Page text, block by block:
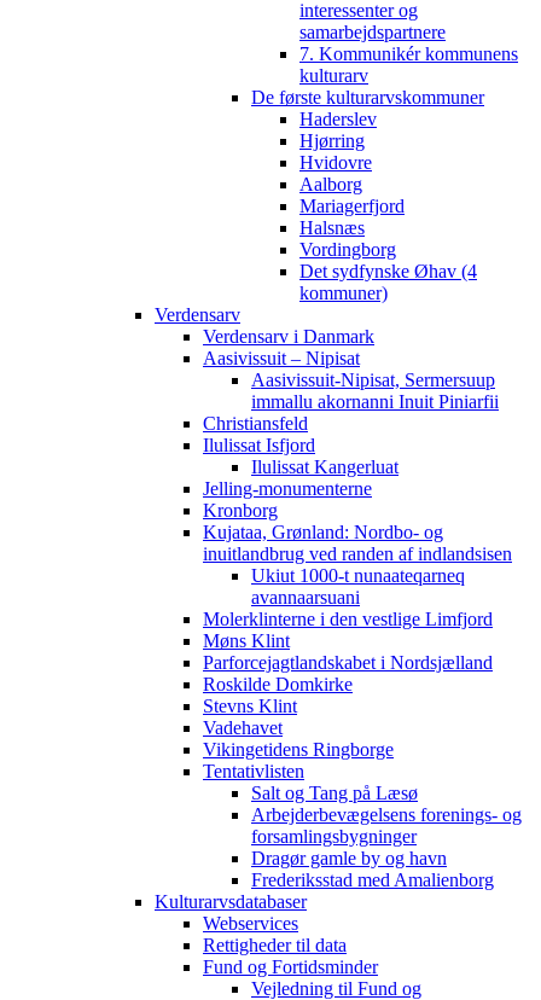
interessenter og
samarbejdspartnere
7. Kommunikér kommunens
kulturarv
De første kulturarvskommuner
Haderslev
Hjørring
Hvidovre
Aalborg
Mariagerfjord
Halsnæs
Vordingborg
Det sydfynske Øhav (4
kommuner)
Verdensarv
Verdensarv i Danmark
Aasivissuit – Nipisat
Aasivissuit-Nipisat, Sermersuup
immallu akornanni Inuit Piniarfii
Christiansfeld
Ilulissat Isfjord
Ilulissat Kangerluat
Jelling-monumenterne
Kronborg
Kujataa, Grønland: Nordbo- og
inuitlandbrug ved randen af indlandsisen
Ukiut 1000-t nunaateqarneq
avannaarsuani
Molerklinterne i den vestlige Limfjord
Møns Klint
Parforcejagtlandskabet i Nordsjælland
Roskilde Domkirke
Stevns Klint
Vadehavet
Vikingetidens Ringborge
Tentativlisten
Salt og Tang på Læsø
Arbejderbevægelsens forenings- og
forsamlingsbygninger
Dragør gamle by og havn
Frederiksstad med Amalienborg
Kulturarvsdatabaser
Webservices
Rettigheder til data
Fund og Fortidsminder
Vejledning til Fund og